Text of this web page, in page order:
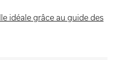
idéale grâce au guide des